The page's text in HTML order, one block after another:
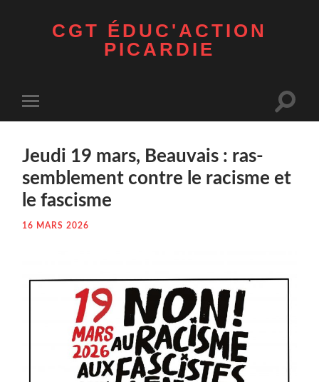
CGT ÉDUC'ACTION
PICARDIE
mobile
Toggle
Jeu­di 19 mars, Beau­vais : ras­
sem­ble­ment contre le racisme et
le fascisme
16 MARS 2026